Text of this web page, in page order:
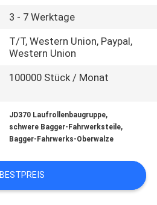
3 - 7 Werktage
T/T, Western Union, Paypal,
Western Union
100000 Stück / Monat
JD370 Laufrollenbaugruppe,
schwere Bagger-Fahrwerksteile,
Bagger-Fahrwerks-Oberwalze
BESTPREIS